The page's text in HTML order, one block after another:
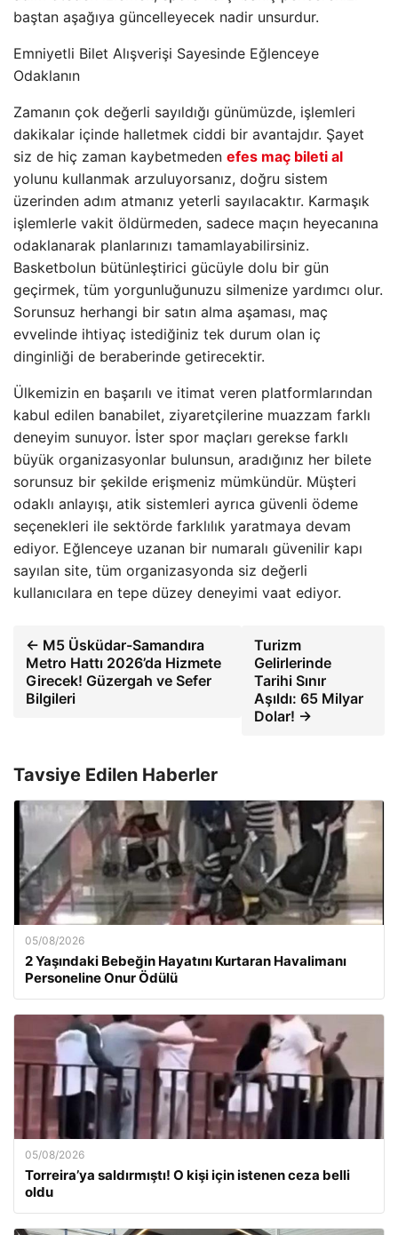
baştan aşağıya güncelleyecek nadir unsurdur.
Emniyetli Bilet Alışverişi Sayesinde Eğlenceye
Odaklanın
Zamanın çok değerli sayıldığı günümüzde, işlemleri
dakikalar içinde halletmek ciddi bir avantajdır. Şayet
siz de hiç zaman kaybetmeden efes maç bileti al
yolunu kullanmak arzuluyorsanız, doğru sistem
üzerinden adım atmanız yeterli sayılacaktır. Karmaşık
işlemlerle vakit öldürmeden, sadece maçın heyecanına
odaklanarak planlarınızı tamamlayabilirsiniz.
Basketbolun bütünleştirici gücüyle dolu bir gün
geçirmek, tüm yorgunluğunuzu silmenize yardımcı olur.
Sorunsuz herhangi bir satın alma aşaması, maç
evvelinde ihtiyaç istediğiniz tek durum olan iç
dinginliği de beraberinde getirecektir.
Ülkemizin en başarılı ve itimat veren platformlarından
kabul edilen banabilet, ziyaretçilerine muazzam farklı
deneyim sunuyor. İster spor maçları gerekse farklı
büyük organizasyonlar bulunsun, aradığınız her bilete
sorunsuz bir şekilde erişmeniz mümkündür. Müşteri
odaklı anlayışı, atik sistemleri ayrıca güvenli ödeme
seçenekleri ile sektörde farklılık yaratmaya devam
ediyor. Eğlenceye uzanan bir numaralı güvenilir kapı
sayılan site, tüm organizasyonda siz değerli
kullanıcılara en tepe düzey deneyimi vaat ediyor.
← M5 Üsküdar-Samandıra
Metro Hattı 2026’da Hizmete
Girecek! Güzergah ve Sefer
Bilgileri
Turizm
Gelirlerinde
Tarihi Sınır
Aşıldı: 65 Milyar
Dolar! →
Tavsiye Edilen Haberler
05/08/2026
2 Yaşındaki Bebeğin Hayatını Kurtaran Havalimanı
Personeline Onur Ödülü
05/08/2026
Torreira’ya saldırmıştı! O kişi için istenen ceza belli
oldu